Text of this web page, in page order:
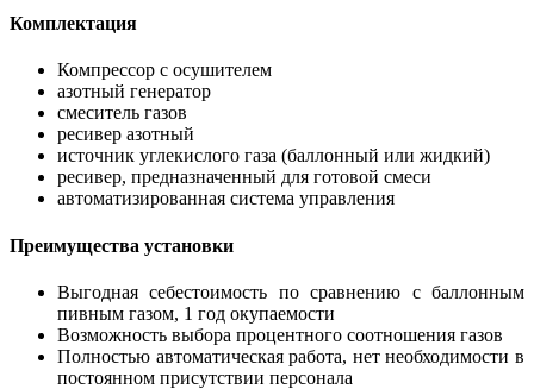
Комплектация
Компрессор с осушителем
азотный генератор
смеситель газов
ресивер азотный
источник углекислого газа (баллонный или жидкий)
ресивер, предназначенный для готовой смеси
автоматизированная система управления
Преимущества установки
Выгодная себестоимость по сравнению с баллонным
пивным газом, 1 год окупаемости
Возможность выбора процентного соотношения газов
Полностью автоматическая работа, нет необходимости в
постоянном присутствии персонала